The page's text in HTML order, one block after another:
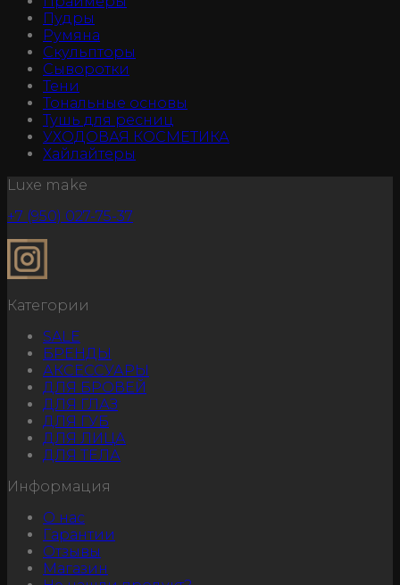
Пудры
Румяна
Скульпторы
Сыворотки
Тени
Тональные основы
Тушь для ресниц
УХОДОВАЯ КОСМЕТИКА
Хайлайтеры
Luxe make
+7 (950) 027-75-37
Категории
SALE
БРЕНДЫ
АКСЕССУАРЫ
ДЛЯ БРОВЕЙ
ДЛЯ ГЛАЗ
ДЛЯ ГУБ
ДЛЯ ЛИЦА
ДЛЯ ТЕЛА
Информация
О нас
Гарантии
Отзывы
Магазин